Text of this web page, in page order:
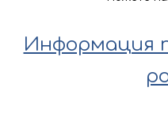
Информация